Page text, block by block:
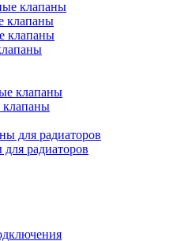
клапаны
клапаны
радиаторов